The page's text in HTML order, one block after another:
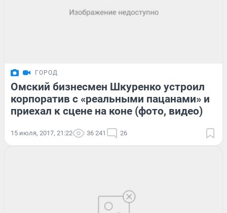
ГОРОД
Омский бизнесмен Шкуренко устроил
корпоратив с «реальными пацанами» и
приехал к сцене на коне (фото, видео)
15 июля, 2017, 21:22 36 241 26